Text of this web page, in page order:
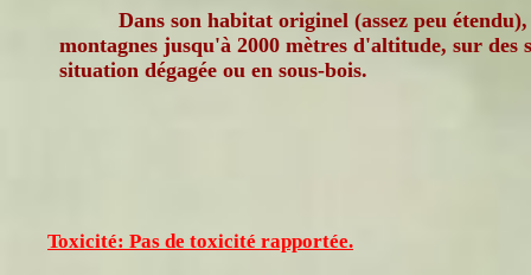
Dans son habitat originel (assez peu
montagnes jusqu'à 2000 mètres d'altitude, sur des
situation dégagée ou en sous-bois.
Toxicité: Pas de toxicité rapportée.